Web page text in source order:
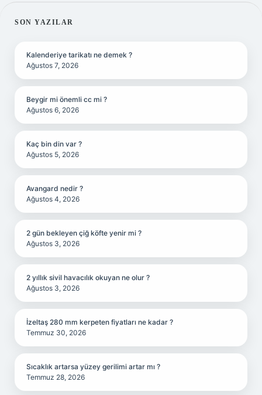
SIDEBAR
SON YAZILAR
Kalenderiye tarikatı ne demek ?
Ağustos 7, 2026
Beygir mi önemli cc mi ?
Ağustos 6, 2026
Kaç bin din var ?
Ağustos 5, 2026
Avangard nedir ?
Ağustos 4, 2026
2 gün bekleyen çiğ köfte yenir mi ?
Ağustos 3, 2026
2 yıllık sivil havacılık okuyan ne olur ?
Ağustos 3, 2026
İzeltaş 280 mm kerpeten fiyatları ne kadar ?
Temmuz 30, 2026
Sıcaklık artarsa yüzey gerilimi artar mı ?
Temmuz 28, 2026